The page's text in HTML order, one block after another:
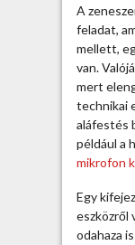
A
feladat,
mellett,
van.
mert
technikai
aláfestés
például a
mikrofon
Egy
eszközről
odahaza